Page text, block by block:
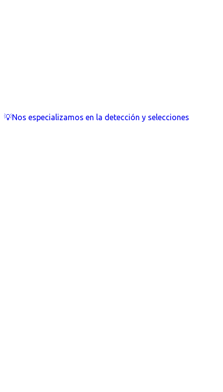
💡Nos especializamos en la detección y selecciones